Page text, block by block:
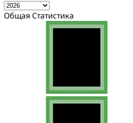
Общая Статистика